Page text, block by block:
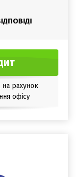
на рахунок
офісу